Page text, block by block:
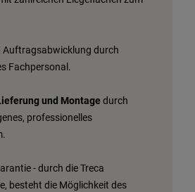
Auftragsabwicklung durch
Fachpersonal.
und Montage durch
professionelles
- durch die Treca
besteht die Möglichkeit des